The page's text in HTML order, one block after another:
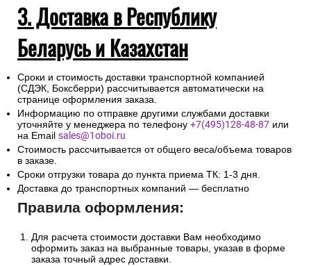
3. Доставка в Республику
Беларусь и Казахстан
Сроки и стоимость доставки транспортной компанией
(СДЭК, Боксберри) рассчитывается автоматически на
странице оформления заказа.
Информацию по отправке другими службами доставки
уточняйте у менеджера по телефону +7(495)128-48-87 или
на Email sales@1oboi.ru
Стоимость рассчитывается от общего веса/объема товаров
в заказе.
Сроки отгрузки товара до пункта приема ТК: 1-3 дня.
Доставка до транспортных компаний — бесплатно
Правила оформления:
Для расчета стоимости доставки Вам необходимо
оформить заказ на выбранные товары, указав в форме
заказа точный адрес доставки.